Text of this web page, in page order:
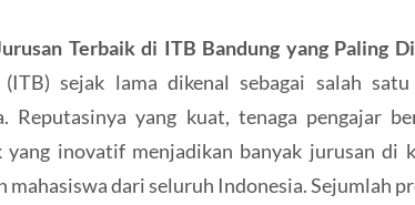
Terbaik di ITB Bandung yang Paling
(ITB) sejak lama dikenal sebagai salah
Reputasinya yang kuat, tenaga pengajar
yang inovatif menjadikan banyak jurusan di
mahasiswa dari seluruh Indonesia. Sejumlah